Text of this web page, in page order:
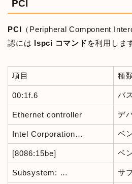
PCI
PCI （Peripheral Component
認には lspci コマンド を利用しま
項目 種
00:1f.6 バ
Ethernet controller デ
Intel Corporation… ベ
[8086:15be] ベ
Subsystem: … サ